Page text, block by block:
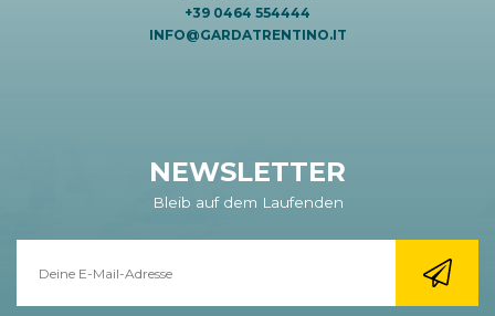
+39 0464 554444
INFO@GARDATRENTINO.IT
NEWSLETTER
Bleib auf dem Laufenden